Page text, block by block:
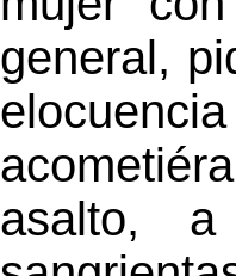
general,
asalto,